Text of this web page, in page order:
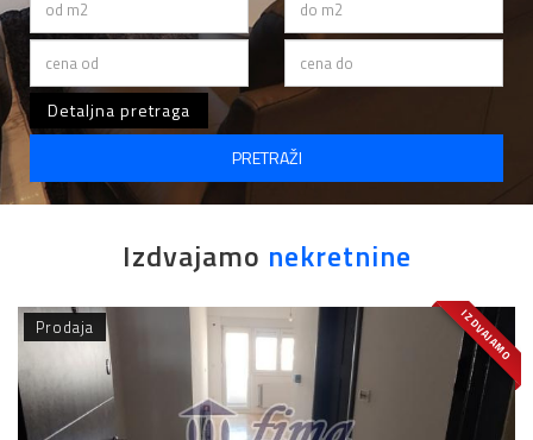
Detaljna pretraga
PRETRAŽI
Izdvajamo nekretnine
IZDVAJAMO
Prodaja